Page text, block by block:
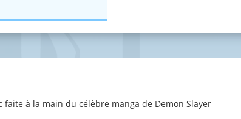
à la main du célèbre manga de Demon Slayer